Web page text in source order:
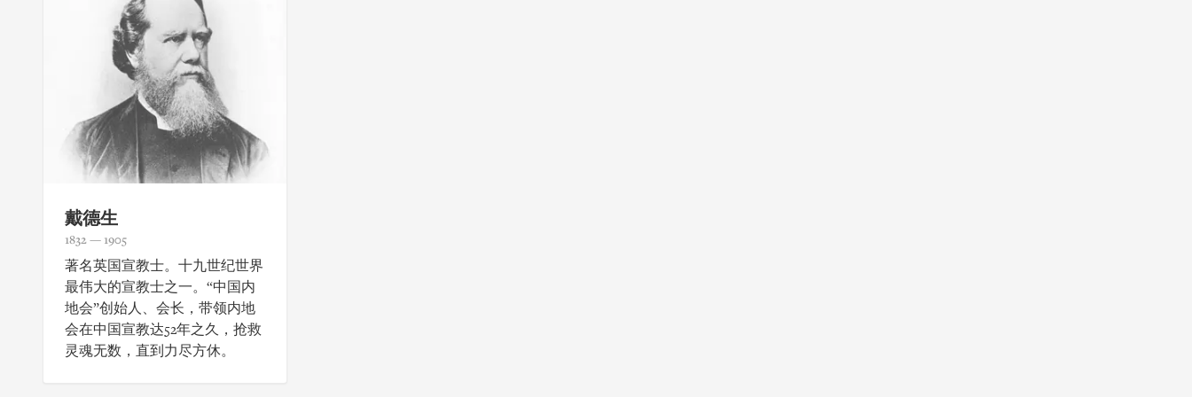
戴德生
1832 — 1905
著名英国宣教士。十九世纪世界
最伟大的宣教士之一。“中国内
地会”创始人、会长，带领内地
会在中国宣教达52年之久，抢救
灵魂无数，直到力尽方休。